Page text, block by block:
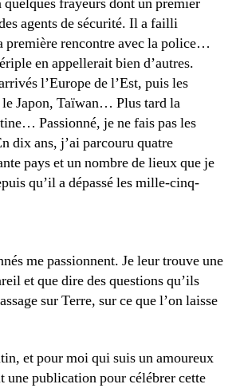
agents de sécurité. Il a failli
première rencontre avec la police…
en appellerait bien d’autres.
l’Europe de l’Est, puis les
Japon, Taïwan… Plus tard la
Passionné, je ne fais pas les
dix ans, j’ai parcouru quatre
pays et un nombre de lieux que je
qu’il a dépassé les mille-cinq-
me passionnent. Je leur trouve une
et que dire des questions qu’ils
sur Terre, sur ce que l’on laisse
et pour moi qui suis un amoureux
publication pour célébrer cette